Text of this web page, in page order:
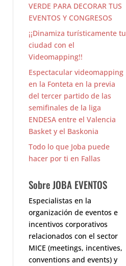
VERDE PARA DECORAR TUS
EVENTOS Y CONGRESOS
¡¡Dinamiza turísticamente tu
ciudad con el
Videomapping!!
Espectacular videomapping
en la Fonteta en la previa
del tercer partido de las
semifinales de la liga
ENDESA entre el Valencia
Basket y el Baskonia
Todo lo que Joba puede
hacer por ti en Fallas
Sobre JOBA EVENTOS
Especialistas en la
organización de eventos e
incentivos corporativos
relacionados con el sector
MICE (meetings, incentives,
conventions and events) y